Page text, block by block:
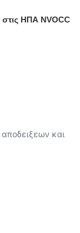
ΗΠΑ NVOCC
και